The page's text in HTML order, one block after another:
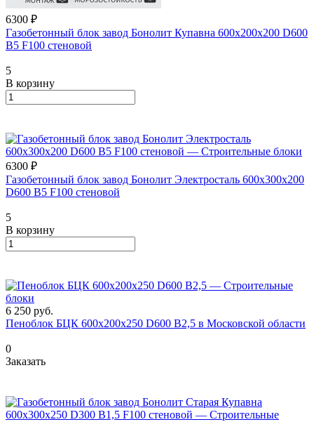
6300 ₽
Газобетонный блок завод Бонолит Купавна 600х200х200 D600
B5 F100 стеновой
5
В корзину
6300 ₽
Газобетонный блок завод Бонолит Электросталь 600х300х200
D600 B5 F100 стеновой
5
В корзину
6 250 руб.
Пеноблок БЦК 600х200х250 D600 В2,5 в Московской области
0
Заказать